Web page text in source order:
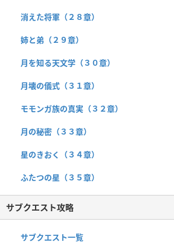
消えた将軍（２８章）
姉と弟（２９章）
月を知る天文学（３０章）
月壊の儀式（３１章）
モモンガ族の真実（３２章）
月の秘密（３３章）
星のきおく（３４章）
ふたつの星（３５章）
サブクエスト攻略
サブクエスト一覧